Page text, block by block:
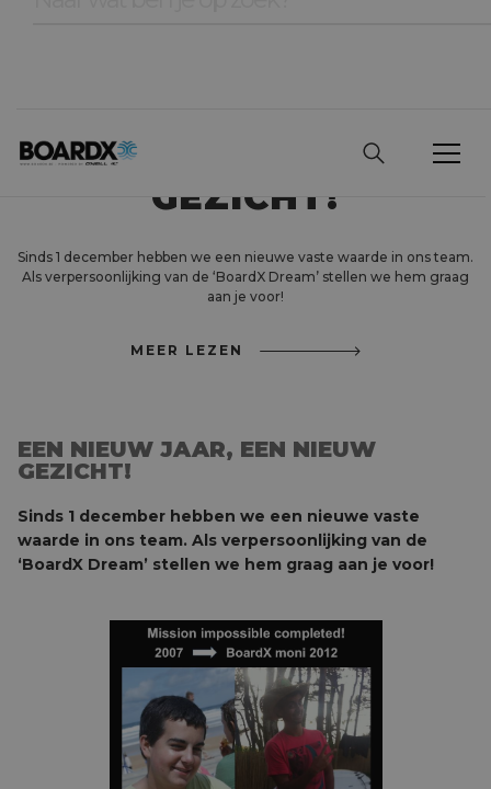
EEN NIEUW
GEZICHT!
Sinds 1 december hebben we een nieuwe vaste waarde in ons team.
Als verpersoonlijking van de ‘BoardX Dream’ stellen we hem graag
aan je voor!
MEER LEZEN
EEN NIEUW JAAR, EEN NIEUW
GEZICHT!
Sinds 1 december hebben we een nieuwe vaste
waarde in ons team. Als verpersoonlijking van de
‘BoardX Dream’ stellen we hem graag aan je voor!